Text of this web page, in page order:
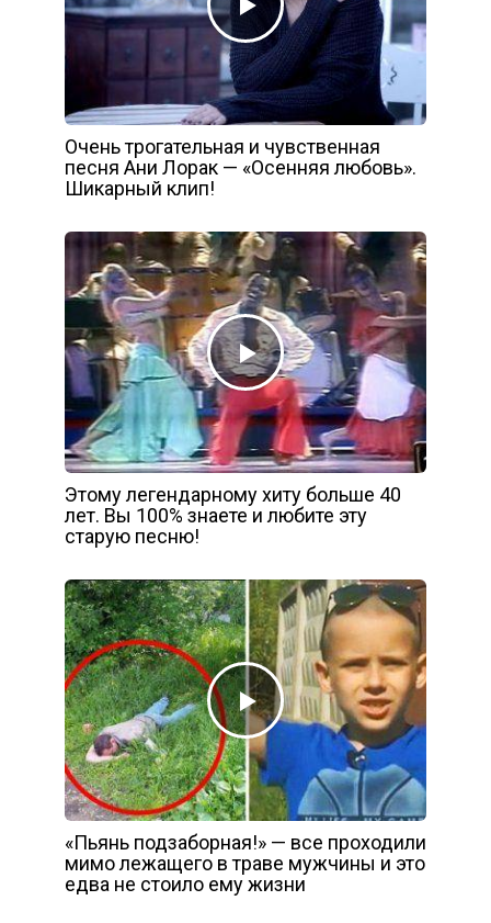
Очень трогательная и чувственная
песня Ани Лорак — «Осенняя любовь».
Шикарный клип!
Этому легендарному хиту больше 40
лет. Вы 100% знаете и любите эту
старую песню!
«Пьянь подзаборная!» — все проходили
мимо лежащего в траве мужчины и это
едва не стоило ему жизни